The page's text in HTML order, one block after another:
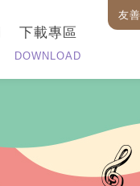
下載專區
DOWNLOAD
友